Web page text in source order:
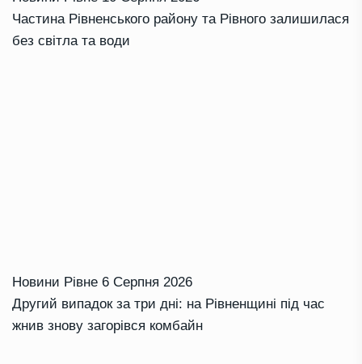
Частина Рівненського району та Рівного залишилася
без світла та води
Новини Рівне 6 Серпня 2026
Другий випадок за три дні: на Рівненщині під час
жнив знову загорівся комбайн